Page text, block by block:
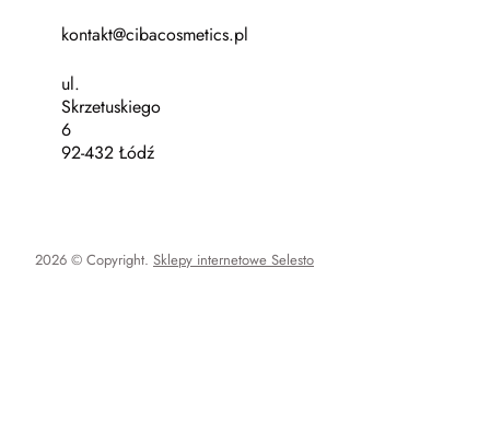
kontakt@cibacosmetics.pl
ul.
Skrzetuskiego
6
92-432 Łódź
2026 © Copyright. Sklepy internetowe Selesto